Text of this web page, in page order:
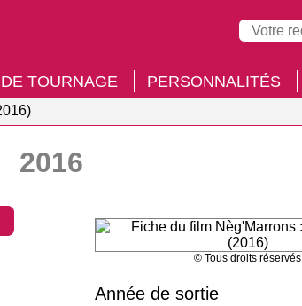
TOURNAGE PERSONNALITÉS
2016
© Tous droits réservés
Année de sortie